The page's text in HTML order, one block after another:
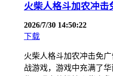
火柴人格斗加农冲击
2026/7/30 14:50:22
下载
火柴人格斗加农冲击免
战游戏，游戏中充满了